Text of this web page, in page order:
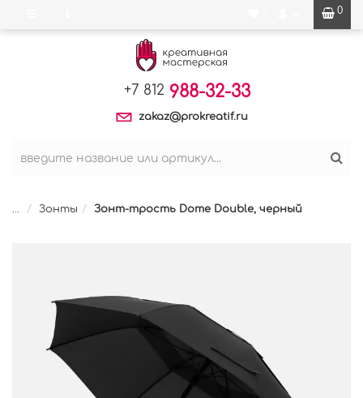
0
+7 812 988-32-33
zakaz@prokreatif.ru
... Зонты Зонт-трость Dome Double, черный